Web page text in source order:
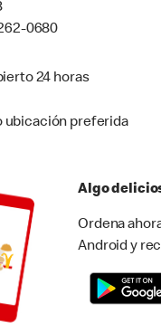
0680
24 horas
ubicación preferida
Algo
Ordena
Android y